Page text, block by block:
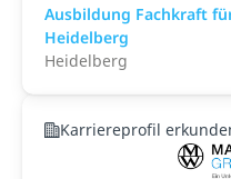
Ausbildung Fachkraft
Heidelberg
Heidelberg
Karriereprofil